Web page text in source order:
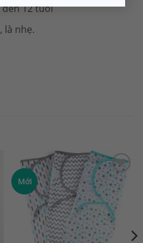
tôi có các
cho mọi lúc
từ khi ngủ,
12 tuổi
là nhẹ.
Mới
Add to
Wishlist